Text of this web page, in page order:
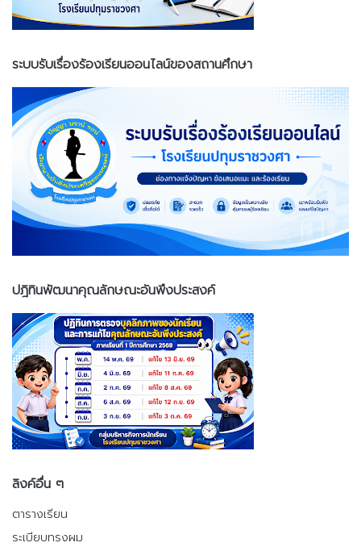
ระบบรับเรื่องร้องเรียนออนไลน์ของสถานศึกษา
ปฎิทินพัฒนาคุณลักษณะอันพึงประสงค์
ลิงค์อื่น ๆ
ตารางเรียน
ระเบียบทรงผม